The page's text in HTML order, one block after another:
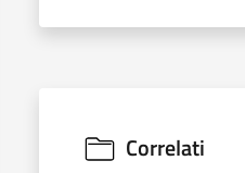
Correlati